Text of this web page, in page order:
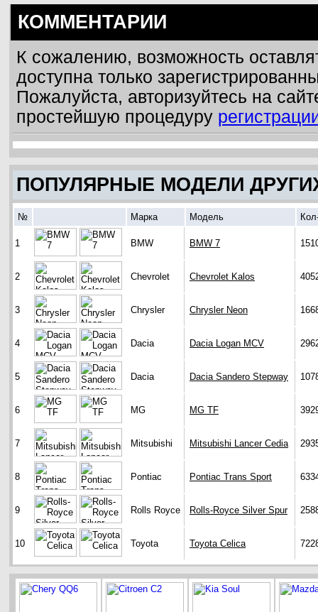
КОММЕНТАРИИ
К сожалению, возможность
доступна только
Пожалуйста, авторизуйтесь на
простейшую процедуру
ПОПУЛЯРНЫЕ МОДЕЛИ
№ Марка Модель
1 BMW BMW 7
2 Chevrolet Chevrolet Kalos
3 Chrysler Chrysler Neon
4 Dacia Dacia Logan MCV
5 Dacia Dacia Sandero Stepway
6 MG MG TF
7 Mitsubishi Mitsubishi Lancer Cedia
8 Pontiac Pontiac Trans Sport
9 Rolls Royce Rolls-Royce Silver Spur
10 Toyota Toyota Celica